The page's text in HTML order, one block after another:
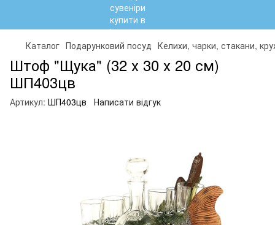
Каталог Подарунковий посуд Келихи, чарки, стакани,
Штоф "Щука" (32 х 30 х 20 см)
ШП403цв
Артикул: ШП403цв Написати відгук